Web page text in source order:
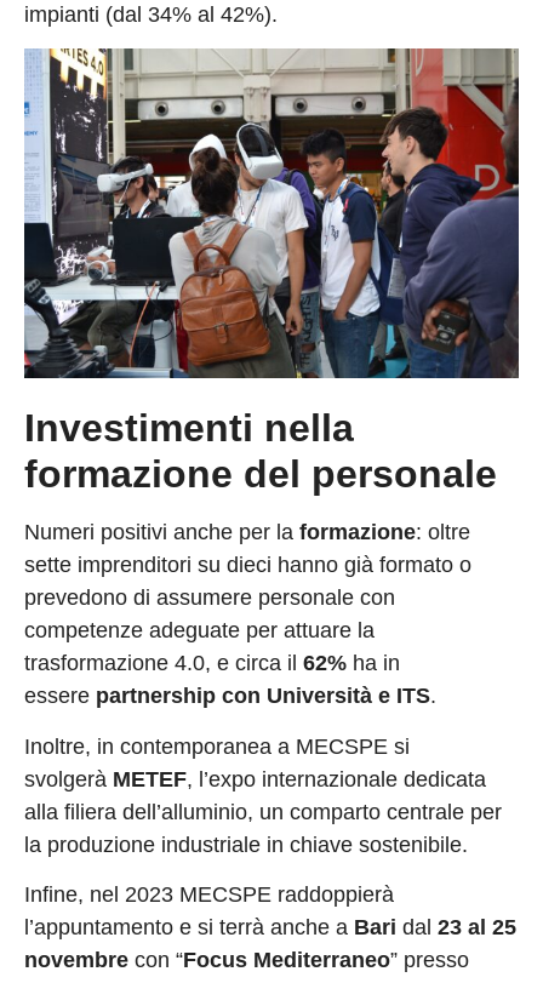
impianti (dal 34% al 42%).
Investimenti nella
formazione del personale
Numeri positivi anche per la formazione: oltre
sette imprenditori su dieci hanno già formato o
prevedono di assumere personale con
competenze adeguate per attuare la
trasformazione 4.0, e circa il 62% ha in
essere partnership con Università e ITS.
Inoltre, in contemporanea a MECSPE si
svolgerà METEF, l’expo internazionale dedicata
alla filiera dell’alluminio, un comparto centrale per
la produzione industriale in chiave sostenibile.
Infine, nel 2023 MECSPE raddoppierà
l’appuntamento e si terrà anche a Bari dal 23 al 25
novembre con “Focus Mediterraneo” presso